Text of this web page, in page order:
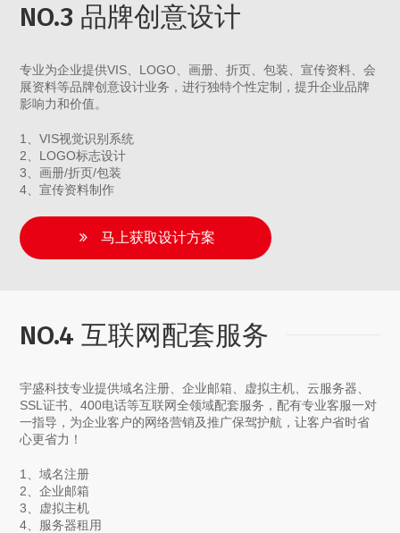
NO.3 品牌创意设计
专业为企业提供VIS、LOGO、画册、折页、包装、宣传资料、会
展资料等品牌创意设计业务，进行独特个性定制，提升企业品牌
影响力和价值。
1、VIS视觉识别系统
2、LOGO标志设计
3、画册/折页/包装
4、宣传资料制作
马上获取设计方案
NO.4 互联网配套服务
宇盛科技专业提供域名注册、企业邮箱、虚拟主机、云服务器、
SSL证书、400电话等互联网全领域配套服务，配有专业客服一对
一指导，为企业客户的网络营销及推广保驾护航，让客户省时省
心更省力！
1、域名注册
2、企业邮箱
3、虚拟主机
4、服务器租用